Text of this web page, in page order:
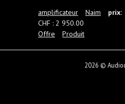
amplificateur Naim
prix:
CHF : 2 950.00
Offre
Produit
2026 ©